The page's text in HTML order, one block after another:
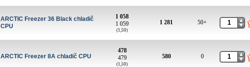
ARCTIC Freezer 36 Black chladič
CPU
1 058
1 059
(1,50)
1 281 50+
ARCTIC Freezer 8A chladič CPU
478
479
(1,50)
580 0